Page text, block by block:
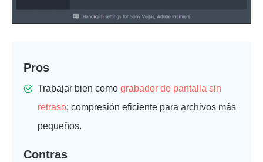
Pros
Trabajar bien como grabador de pantalla sin
retraso; compresión eficiente para archivos más
pequeños.
Contras